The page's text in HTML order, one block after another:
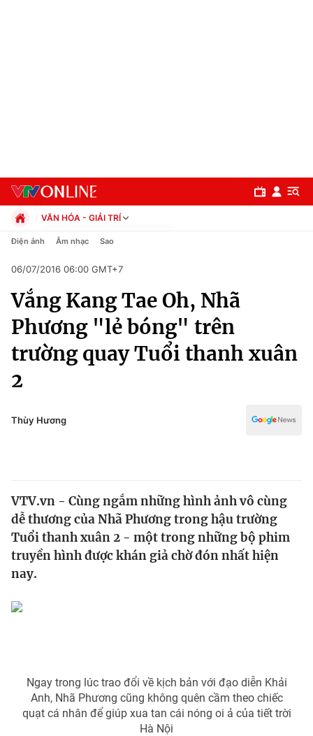
Chuyên mục
Chính trị
Xã hội
Tin tức
Thế giới đó đây
Câu chuyện quốc tế
Kinh tế
Tài chính
Thị trường
Góc doanh nghiệp
Dữ liệu và đời sống
Truyền hình
Nhân vật
Khán giả
Âm nhạc
Đời sống
Du lịch
Giáo dục
VĂN HÓA - GIẢI TRÍ
Chính trị
Pháp luật
Kinh tế
Thể thao
Truyền hình
Văn hóa - Giải trí
Giáo dục
Điện ảnh Âm nhạc Sao
06/07/2016 06:00 GMT+7
Vắng Kang Tae Oh, Nhã
Phương "lẻ bóng" trên
trường quay Tuổi thanh xuân
2
Thùy Hương
VTV.vn - Cùng ngắm những hình ảnh vô cùng
dễ thương của Nhã Phương trong hậu trường
Tuổi thanh xuân 2 - một trong những bộ phim
truyền hình được khán giả chờ đón nhất hiện
nay.
Ngay trong lúc trao đổi về kịch bản với đạo diễn Khải
Anh, Nhã Phương cũng không quên cầm theo chiếc
quạt cá nhân để giúp xua tan cái nóng oi ả của tiết trời
Hà Nội